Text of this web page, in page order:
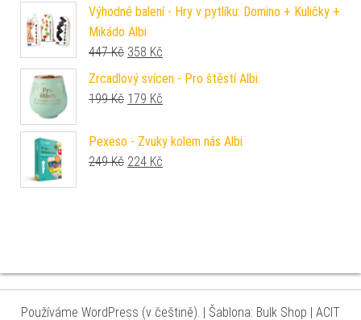
Výhodné balení - Hry v pytlíku: Domino + Kuličky +
Mikádo Albi
447Kč Původní cena byla: 447 Kč.
358 Kč
Zrcadlový svícen - Pro štěstí Albi
199Kč Původní cena byla: 199 Kč.
179 Kč
Pexeso - Zvuky kolem nás Albi
249Kč Původní cena byla: 249 Kč.
224 Kč
Používáme WordPress (v češtině). | Šablona: Bulk Shop | ACIT